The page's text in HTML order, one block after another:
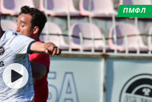
ПМФЛ